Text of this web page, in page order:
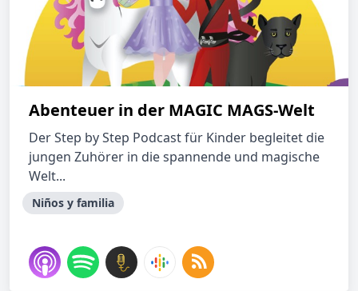
Abenteuer in der MAGIC MAGS-Welt
Der Step by Step Podcast für Kinder begleitet die
jungen Zuhörer in die spannende und magische
Welt...
Niños y familia